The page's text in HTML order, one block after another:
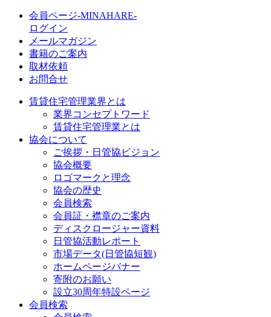
会員ページ-MINAHARE-
ログイン
メールマガジン
書籍のご案内
取材依頼
お問合せ
賃貸住宅管理業界とは
業界コンセプトワード
賃貸住宅管理業とは
協会について
ご挨拶・日管協ビジョン
協会概要
ロゴマークと理念
協会の歴史
会員検索
会員証・襟章のご案内
ディスクロージャー資料
日管協活動レポート
市場データ(日管協短観)
ホームページバナー
寄附のお願い
設立30周年特設ページ
会員検索